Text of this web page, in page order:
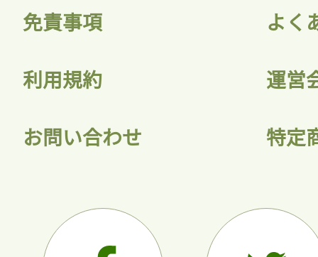
免責事項 よく
利用規約 運営
お問い合わせ 特定